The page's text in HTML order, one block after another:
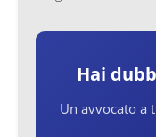
Hai
Un avvocato a